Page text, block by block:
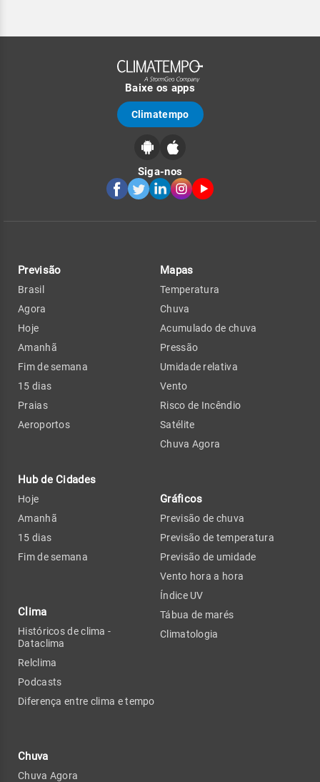
Baixe os apps
Climatempo
Siga-nos
Previsão
Brasil
Agora
Hoje
Amanhã
Fim de semana
15 dias
Praias
Aeroportos
Hub de Cidades
Hoje
Amanhã
15 dias
Fim de semana
Clima
Históricos de clima -
Dataclima
Relclima
Podcasts
Diferença entre clima e tempo
Chuva
Chuva Agora
Mapas
Temperatura
Chuva
Acumulado de chuva
Pressão
Umidade relativa
Vento
Risco de Incêndio
Satélite
Chuva Agora
Gráficos
Previsão de chuva
Previsão de temperatura
Previsão de umidade
Vento hora a hora
Índice UV
Tábua de marés
Climatologia